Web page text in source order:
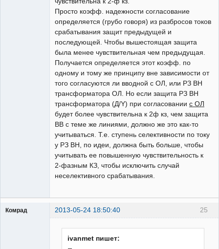
Просто коэфф. надежности согласование
определяется (грубо говоря) из разбросов токов
срабатывания защит предыдущей и
последующей. Чтобы вышестоящая защита
была менее чувствительная чем предыдущая.
Получается определяется этот коэфф. по
одному и тому же принципу вне зависимости от
того согласуются ли вводной с ОЛ, или РЗ ВН
трансформатора ОЛ. Но если защита РЗ ВН
трансформатора (Д/Y) при согласовании с ОЛ
будет более чувствительна к 2ф кз, чем защита
ВВ с теме же линиями, должно же это как-то
учитываться. Т.е. ступень селективности по току
у РЗ ВН, по идеи, должна быть больше, чтобы
учитывать ее повышенную чувствительность к
2-фазным КЗ, чтобы исключить случай
неселективного срабатывания.
25
Комрад 2013-05-24 18:50:40
ivanmet пишет: